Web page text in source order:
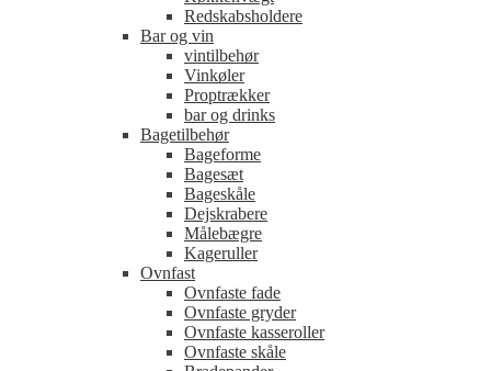
Redskabsholdere
Bar og vin
vintilbehør
Vinkøler
Proptrækker
bar og drinks
Bagetilbehør
Bageforme
Bagesæt
Bageskåle
Dejskrabere
Målebægre
Kageruller
Ovnfast
Ovnfaste fade
Ovnfaste gryder
Ovnfaste kasseroller
Ovnfaste skåle